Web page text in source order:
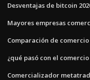
Desventajas de bitcoin
Mayores empresas
Comparación de
¿qué pasó con el comercio
Comercializador